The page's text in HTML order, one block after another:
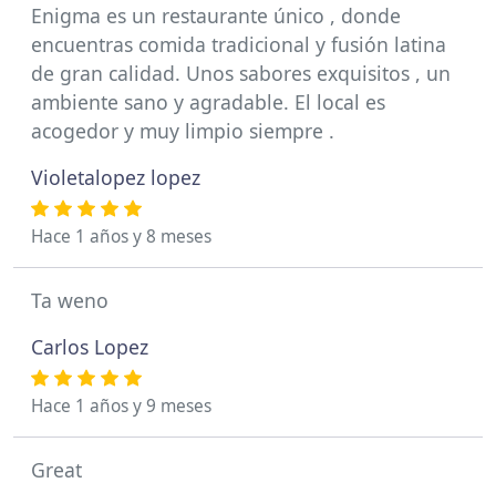
Enigma es un restaurante único , donde
encuentras comida tradicional y fusión latina
de gran calidad. Unos sabores exquisitos , un
ambiente sano y agradable. El local es
acogedor y muy limpio siempre .
Violetalopez lopez
Hace 1 años y 8 meses
Ta weno
Carlos Lopez
Hace 1 años y 9 meses
Great